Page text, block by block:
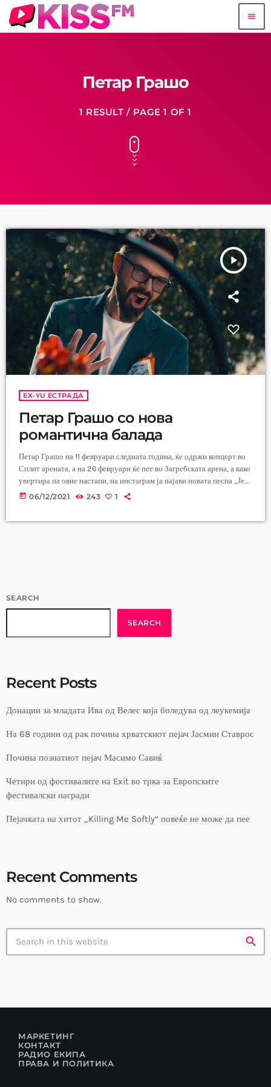
menu
Петар Грашо
1 RESULT / PAGE 1 OF 1
play_arrow
EX-YU ЕСТРАДА
Петар Грашо со нова
романтична балада
Петар Грашо на 11 февруари следната година, ќе одржи концерт во
Сплит арената, а на 26 февруари ќе пее во Загребската арена, а како
увертира на овие настапи, на инстаграм ја најави новата песна „Јел
ти река ко“, прекрасна балада која ги воодушеви неговите фанови.
today 06/12/2021 243 1
SEARCH
SEARCH
Recent Posts
Донации за младата Ива од Велес која боледува од леукемија
На 68 години од рак почина хрватскиот пејач Јасмин Ставрос
Почина познатиот пејач Масимо Савиќ
Четири од фестивалите на Exit во трка за Европските
фестивалски награди
Пејачката на хитот „Killing Me Softly“ повеќе не може да пее
Recent Comments
No comments to show.
search
МАРКЕТИНГ
КОНТАКТ
РАДИО ЕКИПА
ПРАВА И ПОЛИТИКА